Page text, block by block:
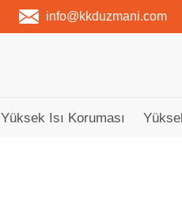
info@kkduzmani.com
Yüksek Isı Koruması